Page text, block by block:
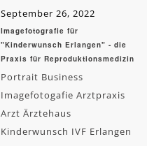
September 26, 2022
Imagefotografie für
"Kinderwunsch Erlangen" - die
Praxis für Reproduktionsmedizin
Portrait Business
Imagefotogafie Arztpraxis
Arzt Ärztehaus
Kinderwunsch IVF Erlangen